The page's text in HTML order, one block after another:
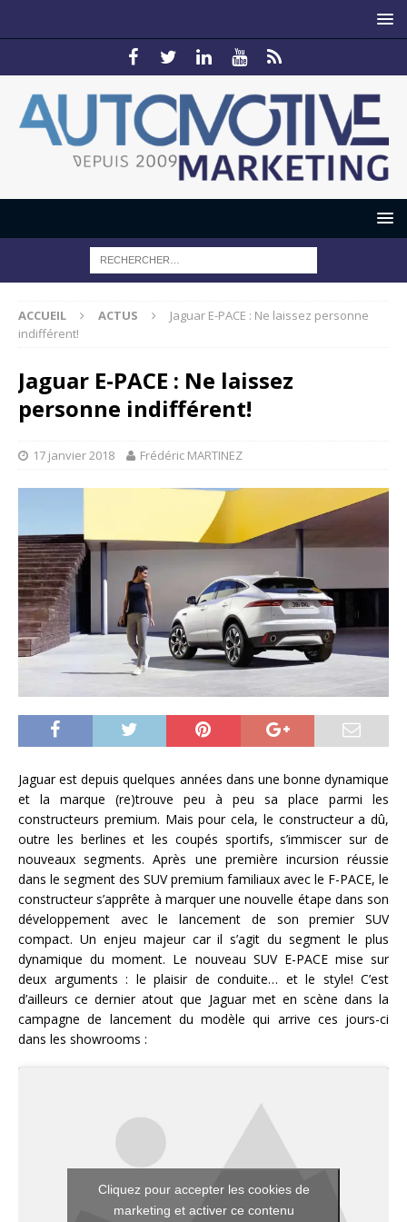
ACCUEIL ACTUS
Jaguar E-PACE : Ne laissez personne
indifférent!
Jaguar E-PACE : Ne laissez
personne indifférent!
17 janvier 2018 Frédéric MARTINEZ
Jaguar est depuis quelques années dans une bonne dynamique
et la marque (re)trouve peu à peu sa place parmi les
constructeurs premium. Mais pour cela, le constructeur a dû,
outre les berlines et les coupés sportifs, s’immiscer sur de
nouveaux segments. Après une première incursion réussie
dans le segment des SUV premium familiaux avec le F-PACE, le
constructeur s’apprête à marquer une nouvelle étape dans son
développement avec le lancement de son premier SUV
compact. Un enjeu majeur car il s’agit du segment le plus
dynamique du moment. Le nouveau SUV E-PACE mise sur
deux arguments : le plaisir de conduite… et le style! C’est
d’ailleurs ce dernier atout que Jaguar met en scène dans la
campagne de lancement du modèle qui arrive ces jours-ci
dans les showrooms :
Cliquez pour accepter les cookies de
marketing et activer ce contenu